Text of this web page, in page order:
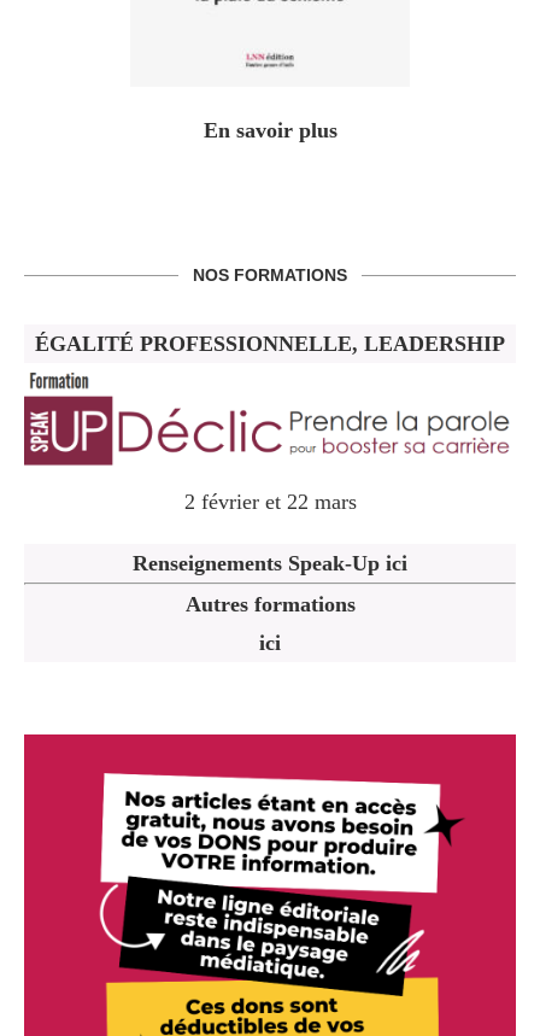
En savoir plus
NOS FORMATIONS
ÉGALITÉ PROFESSIONNELLE, LEADERSHIP
2 février et 22 mars
Renseignements Speak-Up ici
Autres formations
ici